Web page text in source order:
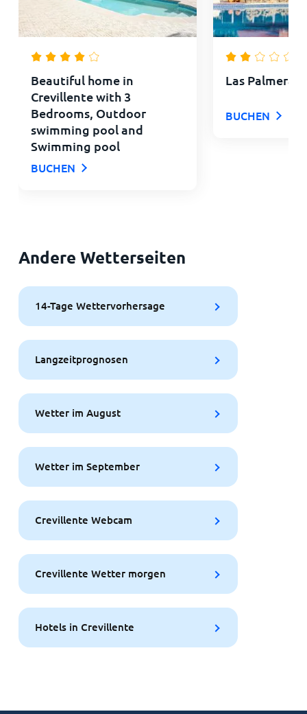
Beautiful home in
Crevillente with 3
Bedrooms, Outdoor
swimming pool and
Swimming pool
BUCHEN
Las Palmeras
BUCHEN
Andere Wetterseiten
14-Tage Wettervorhersage
Langzeitprognosen
Wetter im August
Wetter im September
Crevillente Webcam
Crevillente Wetter morgen
Hotels in Crevillente